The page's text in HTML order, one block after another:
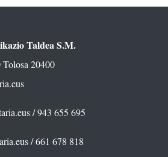
Taldea S.M.
Tolosa 20400
/ 943 655 695
/ 661 678 818